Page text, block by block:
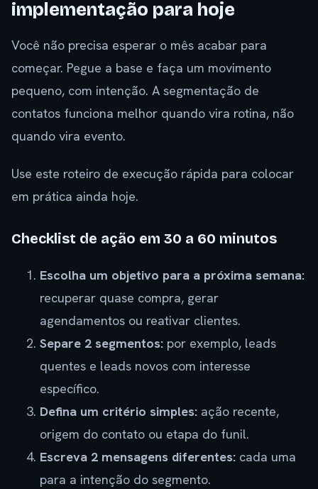
implementação para hoje
Você não precisa esperar o mês acabar para
começar. Pegue a base e faça um movimento
pequeno, com intenção. A segmentação de
contatos funciona melhor quando vira rotina, não
quando vira evento.
Use este roteiro de execução rápida para colocar
em prática ainda hoje.
Checklist de ação em 30 a 60 minutos
Escolha um objetivo para a próxima semana:
recuperar quase compra, gerar
agendamentos ou reativar clientes.
Separe 2 segmentos: por exemplo, leads
quentes e leads novos com interesse
específico.
Defina um critério simples: ação recente,
origem do contato ou etapa do funil.
Escreva 2 mensagens diferentes: cada uma
para a intenção do segmento.